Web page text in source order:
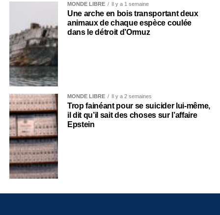
MONDE LIBRE Il y a 1 semaine
Une arche en bois transportant deux
animaux de chaque espèce coulée
dans le détroit d’Ormuz
MONDE LIBRE Il y a 2 semaines
Trop fainéant pour se suicider lui-même,
il dit qu’il sait des choses sur l’affaire
Epstein